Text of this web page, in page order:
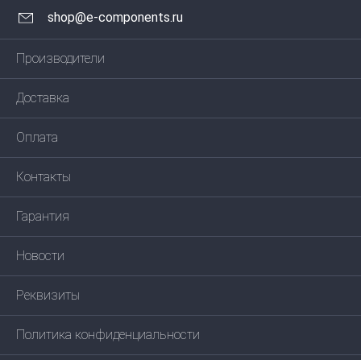
shop@e-components.ru
Производители
Доставка
Оплата
Контакты
Гарантия
Новости
Реквизиты
Политика конфиденциальности